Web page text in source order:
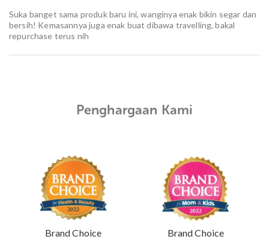
Suka banget sama produk baru ini, wanginya enak bikin segar dan
bersih! Kemasannya juga enak buat dibawa travelling, bakal
repurchase terus nih
Penghargaan Kami
Brand Choice
Brand Choice